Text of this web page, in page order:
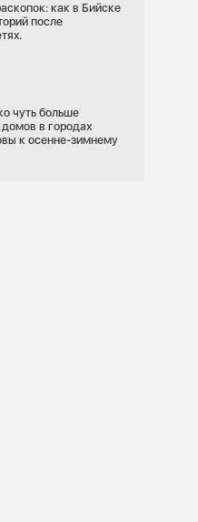
как в Бийске
после
чуть больше
в городах
к осенне-зимнему